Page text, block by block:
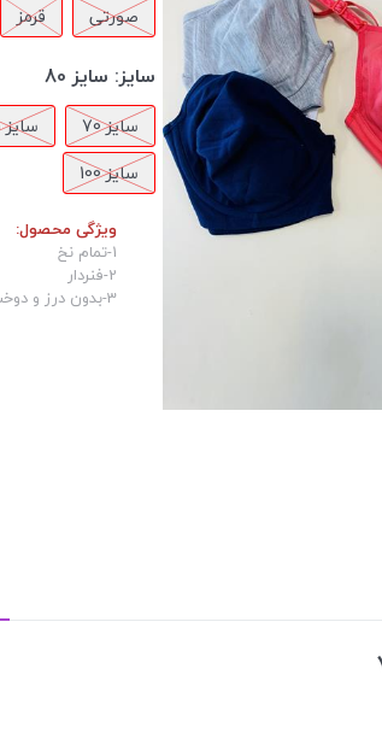
صورتی
قرمز
سایز: سایز 80
سایز 70 سایز 75
سایز 100
ویژگی محصول:
1-تمام نخ
2-فنردار
3-بدون درز و دوخت